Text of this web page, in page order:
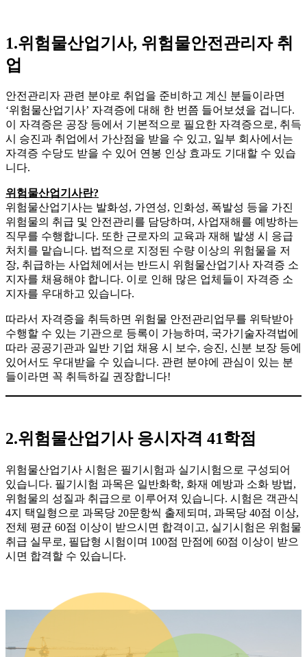
1.위험물산업기사, 위험물안전관리자 취
업
안전관리자 관련 분야로 취업을 준비하고 계신 분들이라면
‘위험물산업기사’ 자격증에 대해 한 번쯤 들어보셨을 겁니다.
이 자격증은 공장 등에서 기본적으로 필요한 자격증으로, 취득
시 승진과 취업에서 가산점을 받을 수 있고, 일부 회사에서는
자격증 수당도 받을 수 있어 연봉 인상 효과도 기대할 수 있습
니다.
위험물산업기사란?
위험물산업기사는 발화성, 가연성, 인화성, 폭발성 등을 가진
위험물의 취급 및 안전관리를 담당하며, 사업재해를 예방하는
직무를 수행합니다. 또한 근로자의 교육과 재해 발생 시 응급
처치를 맡습니다. 법적으로 지정된 수량 이상의 위험물을 저
장, 취급하는 사업체에서는 반드시 위험물산업기사 자격증 소
지자를 채용해야 합니다. 이로 인해 많은 업체들이 자격증 소
지자를 우대하고 있습니다.
​따라서 자격증을 취득하면 위험물 안전관리업무를 위탁받아
수행할 수 있는 기관으로 등록이 가능하며, 국가기술자격법에
따라 공공기관과 일반 기업 채용 시 보수, 승진, 신분 보장 등에
있어서도 우대받을 수 있습니다. 관련 분야에 관심이 있는 분
들이라면 꼭 취득하길 권장합니다!
2.위험물산업기사 응시자격 41학점
위험물산업기사 시험은 필기시험과 실기시험으로 구성되어
있습니다. 필기시험 과목은 일반화학, 화재 예방과 소화 방법,
위험물의 성질과 취급으로 이루어져 있습니다. 시험은 객관식
4지 택일형으로 과목당 20문항씩 출제되며, 과목당 40점 이상,
전체 평균 60점 이상이 받으시면 합격이고, 실기시험은 위험물
취급 실무로, 필답형 시험이며 100점 만점에 60점 이상이 받으
시면 합격할 수 있습니다.